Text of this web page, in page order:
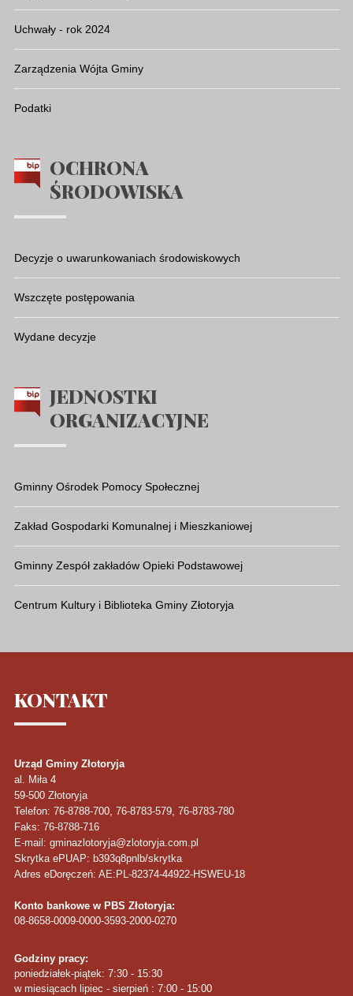
Uchwały - rok 2024
Zarządzenia Wójta Gminy
Podatki
OCHRONA
ŚRODOWISKA
Decyzje o uwarunkowaniach środowiskowych
Wszczęte postępowania
Wydane decyzje
JEDNOSTKI
ORGANIZACYJNE
Gminny Ośrodek Pomocy Społecznej
Zakład Gospodarki Komunalnej i Mieszkaniowej
Gminny Zespół zakładów Opieki Podstawowej
Centrum Kultury i Biblioteka Gminy Złotoryja
KONTAKT
Urząd Gminy Złotoryja
al. Miła 4
59-500 Złotoryja
Telefon: 76-8788-700, 76-8783-579, 76-8783-780
Faks: 76-8788-716
E-mail: gminazlotoryja@zlotoryja.com.pl
Skrytka ePUAP: b393q8pnlb/skrytka
Adres eDoręczeń: AE:PL-82374-44922-HSWEU-18
Konto bankowe w PBS Złotoryja:
08-8658-0009-0000-3593-2000-0270
Godziny pracy:
poniedziałek-piątek: 7:30 - 15:30
w miesiącach lipiec - sierpień : 7:00 - 15:00